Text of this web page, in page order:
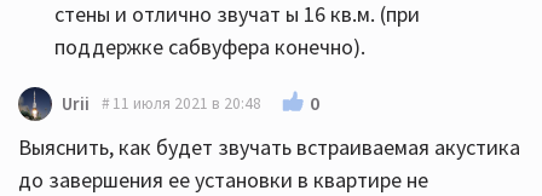
стены и отлично звучат ы 16 кв.м. (при
поддержке сабвуфера конечно).
Urii 11 июля 2021 в 20:48 0
Выяснить, как будет звучать встраиваемая акустика
до завершения ее установки в квартире не